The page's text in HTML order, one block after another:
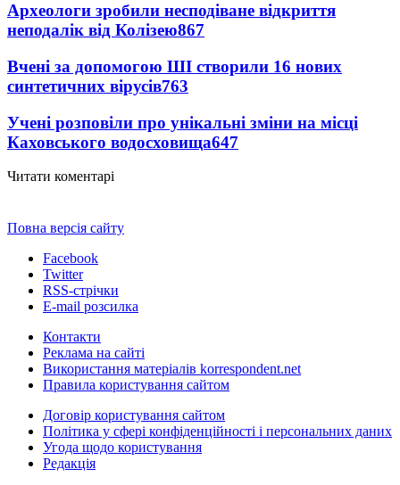
Археологи зробили несподіване відкриття
неподалік від Колізею867
Вчені за допомогою ШІ створили 16 нових
синтетичних вірусів763
Учені розповіли про унікальні зміни на місці
Каховського водосховища647
Читати коментарі
Повна версія сайту
Facebook
Twitter
RSS-стрічки
E-mail розсилка
Контакти
Реклама на сайті
Використання матеріалів korrespondent.net
Правила користування сайтом
Договір користування сайтом
Політика у сфері конфіденційності і персональних даних
Угода щодо користування
Редакція